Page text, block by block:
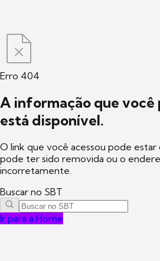
Erro 404
A informação que você
está disponível.
O link que você acessou pode estar
pode ter sido removida ou o
incorretamente.
Buscar no SBT
Ir para a Home